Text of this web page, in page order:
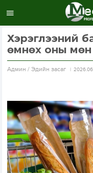
Хэрэглээний
өмнөх оны мөн
Aдмин / Эдийн засаг